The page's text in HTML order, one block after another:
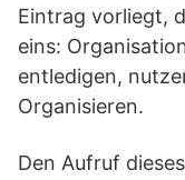
Eintrag vorliegt,
eins:
entledigen,
Organisieren.
Den Aufruf